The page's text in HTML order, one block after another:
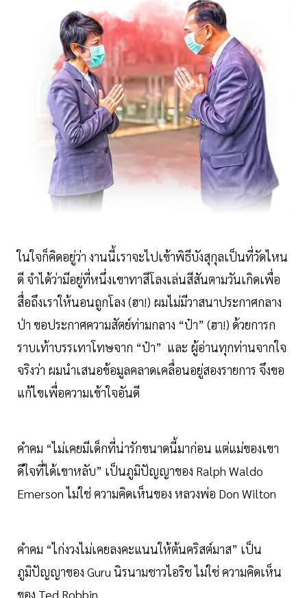
ในใจก็คิดอยู่ว่า งานนี้เราจะไปเข้าพิธีบังสุกุลเป็นที่วัดไหน
ดี จำได้ว่ามีอยู่ที่หนึ่งเขาทาสีโลงเล่นสีสันตามวันเกิดเพื่อ
สื่อถึงเราให้นอนถูกโลง (ฮา!) ผมไม่มีวาสนาประกาศกลาง
ป่า ขอประกาศความสัตย์ท่ามกลาง “ป๋า” (ฮา!) ด้วยการก
ราบเท้าบรรเทาโทษจาก “ป๋า” และ ผู้อ่านทุกท่านจากใจ
จริงว่า ผมนำเสนอข้อมูลคลาดเคลื่อนอยู่สองรายการ จึงขอ
แก้ไขเพื่อความเข้าใจอันดี
คำคม “ไม่เคยมีเด็กที่น่ารักขนาดนี้มาก่อน แต่แม่ของเขา
ดีใจที่ได้เขาหลับ” เป็นภูมิปัญญาของ Ralph Waldo
Emerson ไม่ใช่ ความคิดเห็นของ หลวงพ่อ Don Wilton
คำคม “ไก่งวงไม่เคยลงคะแนนให้ต้นคริสต์มาส” เป็น
ภูมิปัญญาของ Guru นิรนามชาวไอริช ไม่ใช่ ความคิดเห็น
ของ Ted Robbin